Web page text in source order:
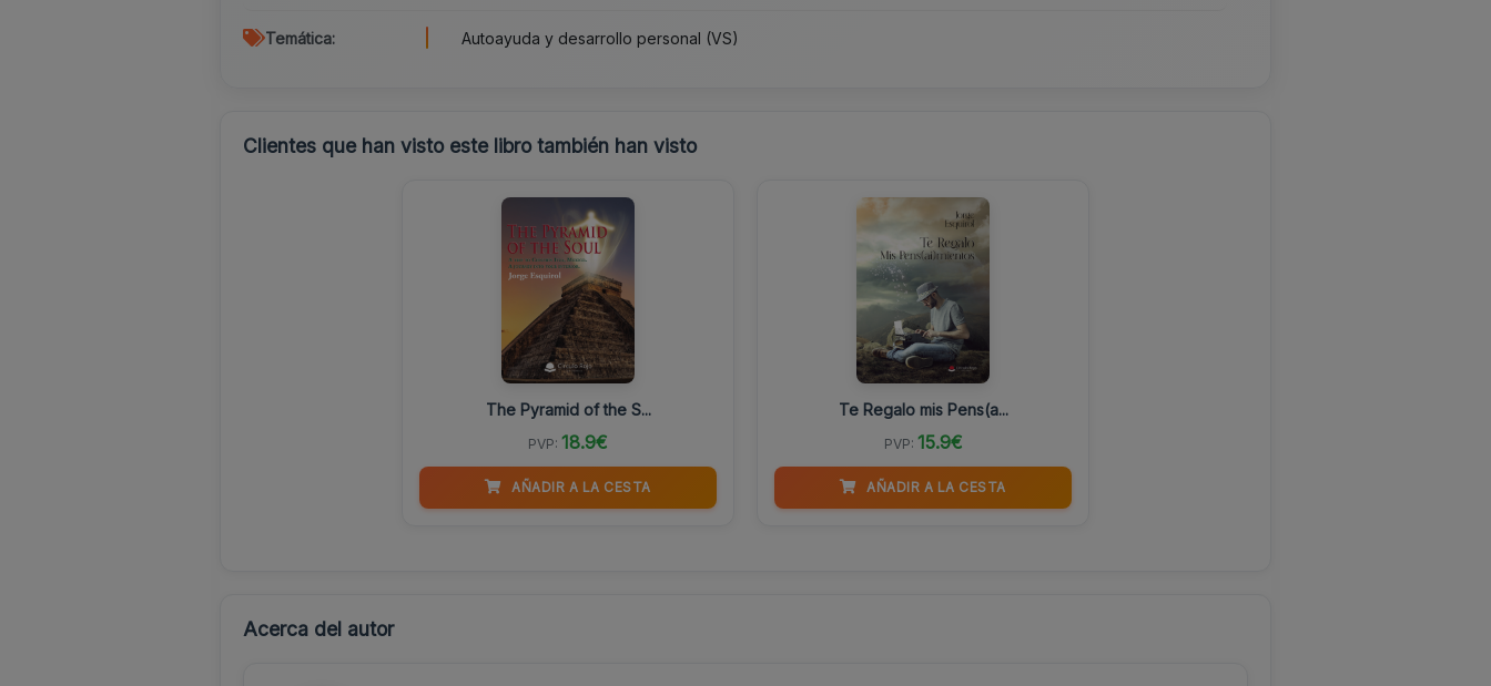
Temática: Autoayuda y desarrollo personal (VS)
Clientes que han visto este libro también han visto
The Pyramid of the S...
PVP: 18.9€
AÑADIR A LA CESTA
Te Regalo mis Pens(a...
PVP: 15.9€
AÑADIR A LA CESTA
Acerca del autor